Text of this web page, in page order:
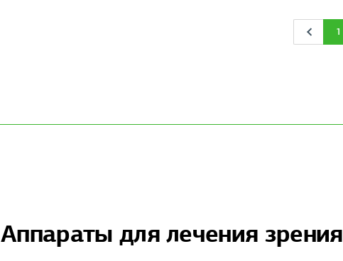
1
Аппараты для лечения зрения